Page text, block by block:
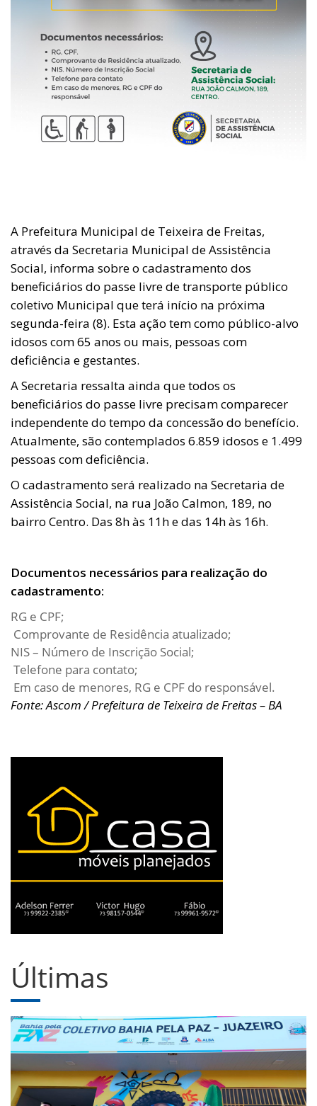
A Prefeitura Municipal de Teixeira de Freitas,
através da Secretaria Municipal de Assistência
Social, informa sobre o cadastramento dos
beneficiários do passe livre de transporte público
coletivo Municipal que terá início na próxima
segunda-feira (8). Esta ação tem como público-alvo
idosos com 65 anos ou mais, pessoas com
deficiência e gestantes.
A Secretaria ressalta ainda que todos os
beneficiários do passe livre precisam comparecer
independente do tempo da concessão do benefício.
Atualmente, são contemplados 6.859 idosos e 1.499
pessoas com deficiência.
O cadastramento será realizado na Secretaria de
Assistência Social, na rua João Calmon, 189, no
bairro Centro. Das 8h às 11h e das 14h às 16h.
Documentos necessários para realização do
cadastramento:
RG e CPF;
Comprovante de Residência atualizado;
NIS – Número de Inscrição Social;
Telefone para contato;
Em caso de menores, RG e CPF do responsável.
Fonte: Ascom / Prefeitura de Teixeira de Freitas – BA
Últimas